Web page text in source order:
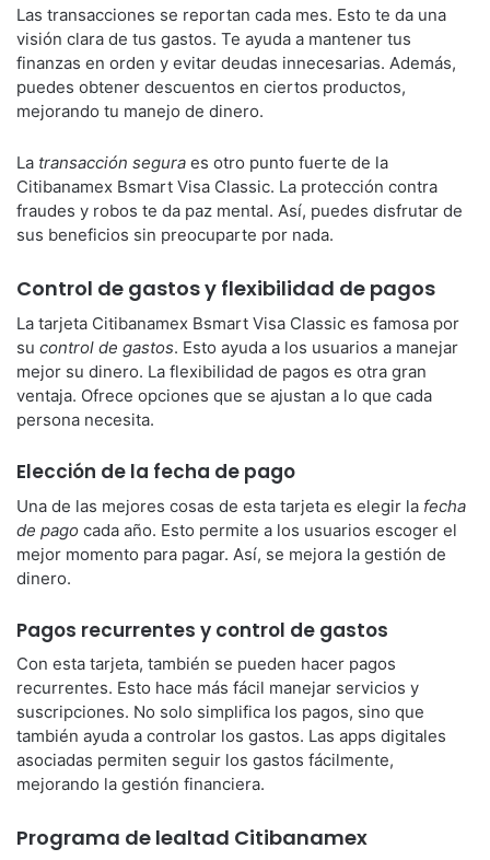
Las transacciones se reportan cada mes. Esto te da una
visión clara de tus gastos. Te ayuda a mantener tus
finanzas en orden y evitar deudas innecesarias. Además,
puedes obtener descuentos en ciertos productos,
mejorando tu manejo de dinero.
La transacción segura es otro punto fuerte de la
Citibanamex Bsmart Visa Classic. La protección contra
fraudes y robos te da paz mental. Así, puedes disfrutar de
sus beneficios sin preocuparte por nada.
Control de gastos y flexibilidad de pagos
La tarjeta Citibanamex Bsmart Visa Classic es famosa por
su control de gastos. Esto ayuda a los usuarios a manejar
mejor su dinero. La flexibilidad de pagos es otra gran
ventaja. Ofrece opciones que se ajustan a lo que cada
persona necesita.
Elección de la fecha de pago
Una de las mejores cosas de esta tarjeta es elegir la fecha
de pago cada año. Esto permite a los usuarios escoger el
mejor momento para pagar. Así, se mejora la gestión de
dinero.
Pagos recurrentes y control de gastos
Con esta tarjeta, también se pueden hacer pagos
recurrentes. Esto hace más fácil manejar servicios y
suscripciones. No solo simplifica los pagos, sino que
también ayuda a controlar los gastos. Las apps digitales
asociadas permiten seguir los gastos fácilmente,
mejorando la gestión financiera.
Programa de lealtad Citibanamex